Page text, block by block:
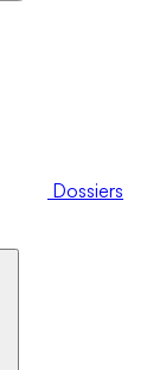
Dossiers